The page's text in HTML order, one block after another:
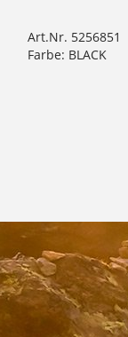
Art.Nr. 5256851
Farbe: BLACK